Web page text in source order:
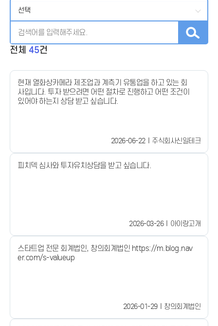
전체 45건
현재 열화상카메라 제조업과 계측기 유통업을 하고 있는 회
사입니다. 투자 받으려면 어떤 절차로 진행하고 어떤 조건이
있어야 하는지 상담 받고 싶습니다.
2026-06-22 주식회사신일테크
피치덱 심사와 투자유치상담을 받고 싶습니다.
2026-03-26 아이랑고개
스타트업 전문 회계법인, 창의회계법인 https://m.blog.nav
er.com/s-valueup
2026-01-29 창의회계법인